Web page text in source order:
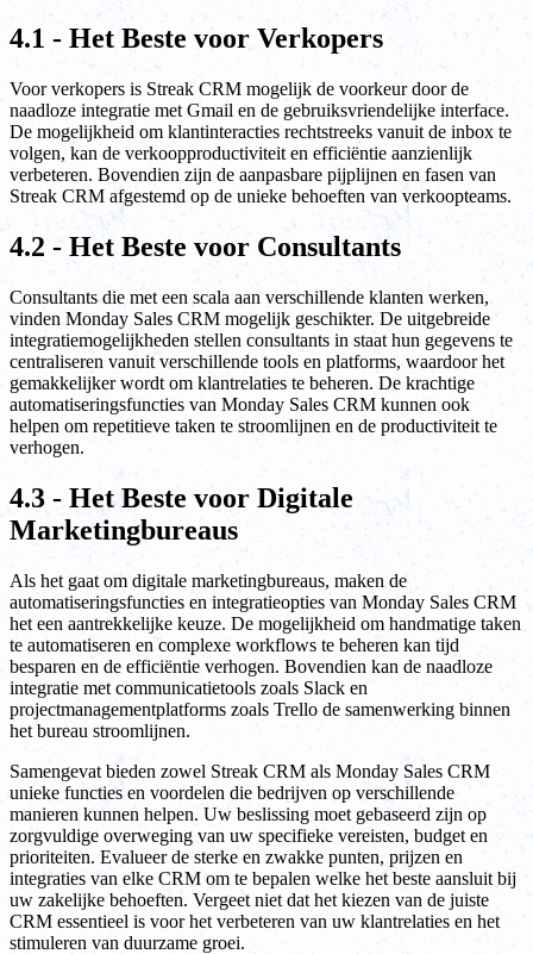
4.1 - Het Beste voor Verkopers
Voor verkopers is Streak CRM mogelijk de voorkeur door de
naadloze integratie met Gmail en de gebruiksvriendelijke interface.
De mogelijkheid om klantinteracties rechtstreeks vanuit de inbox te
volgen, kan de verkoopproductiviteit en efficiëntie aanzienlijk
verbeteren. Bovendien zijn de aanpasbare pijplijnen en fasen van
Streak CRM afgestemd op de unieke behoeften van verkoopteams.
4.2 - Het Beste voor Consultants
Consultants die met een scala aan verschillende klanten werken,
vinden Monday Sales CRM mogelijk geschikter. De uitgebreide
integratiemogelijkheden stellen consultants in staat hun gegevens te
centraliseren vanuit verschillende tools en platforms, waardoor het
gemakkelijker wordt om klantrelaties te beheren. De krachtige
automatiseringsfuncties van Monday Sales CRM kunnen ook
helpen om repetitieve taken te stroomlijnen en de productiviteit te
verhogen.
4.3 - Het Beste voor Digitale
Marketingbureaus
Als het gaat om digitale marketingbureaus, maken de
automatiseringsfuncties en integratieopties van Monday Sales CRM
het een aantrekkelijke keuze. De mogelijkheid om handmatige taken
te automatiseren en complexe workflows te beheren kan tijd
besparen en de efficiëntie verhogen. Bovendien kan de naadloze
integratie met communicatietools zoals Slack en
projectmanagementplatforms zoals Trello de samenwerking binnen
het bureau stroomlijnen.
Samengevat bieden zowel Streak CRM als Monday Sales CRM
unieke functies en voordelen die bedrijven op verschillende
manieren kunnen helpen. Uw beslissing moet gebaseerd zijn op
zorgvuldige overweging van uw specifieke vereisten, budget en
prioriteiten. Evalueer de sterke en zwakke punten, prijzen en
integraties van elke CRM om te bepalen welke het beste aansluit bij
uw zakelijke behoeften. Vergeet niet dat het kiezen van de juiste
CRM essentieel is voor het verbeteren van uw klantrelaties en het
stimuleren van duurzame groei.